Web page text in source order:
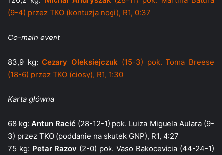
(9-4) przez TKO (kontuzja nogi), R1, 0:37
Co-main event
83,9 kg:Cezary Oleksiejczuk (15-3) pok. Toma Breese
(18-6) przez TKO (ciosy), R1, 1:30
Karta główna
68 kg:Antun Racić (28-12-1) pok. Luiza Miguela Aulara (9-
3) przez TKO (poddanie na skutek GNP), R1, 4:27
75 kg: Petar Razov (2-0) pok. Vaso Bakocevicia (44-24-1)